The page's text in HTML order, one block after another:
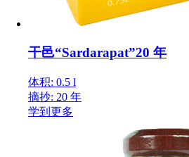
干邑“Sardarapat”20 年
体积: 0.5 l
摘抄: 20 年
学到更多